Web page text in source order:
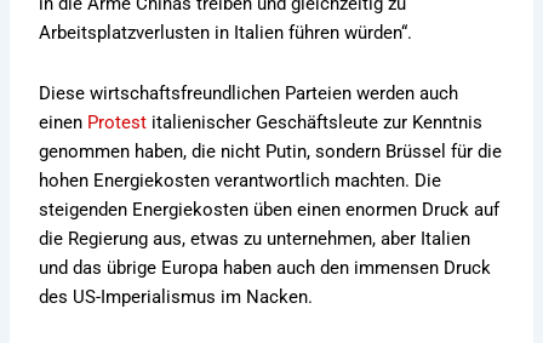
Arbeitsplatzverlusten in Italien führen würden“.
Diese wirtschaftsfreundlichen Parteien werden auch
einen Protest italienischer Geschäftsleute zur Kenntnis
genommen haben, die nicht Putin, sondern Brüssel für die
hohen Energiekosten verantwortlich machten. Die
steigenden Energiekosten üben einen enormen Druck auf
die Regierung aus, etwas zu unternehmen, aber Italien
und das übrige Europa haben auch den immensen Druck
des US-Imperialismus im Nacken.